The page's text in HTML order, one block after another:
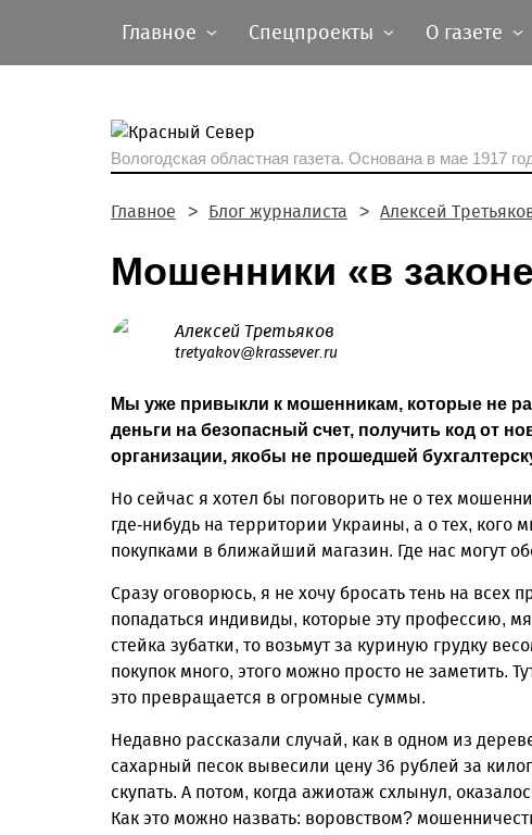
Главное Спецпроекты О газете
Вологодская областная газета. Основана в мае 1917
Главное Блог журналиста Алексей
Мошенники «в
Алексей Третьяков
tretyakov@krassever.ru
Мы уже привыкли к мошенникам, которые не
деньги на безопасный счет, получить код от
организации, якобы не прошедшей
Но сейчас я хотел бы поговорить не о тех
где-нибудь на территории Украины, а о тех,
покупками в ближайший магазин. Где нас могут
Сразу оговорюсь, я не хочу бросать тень на всех
попадаться индивиды, которые эту профессию,
стейка зубатки, то возьмут за куриную грудку
покупок много, этого можно просто не заметить.
это превращается в огромные суммы.
Недавно рассказали случай, как в одном из
сахарный песок вывесили цену 36 рублей за
скупать. А потом, когда ажиотаж схлынул,
Как это можно назвать: воровством?